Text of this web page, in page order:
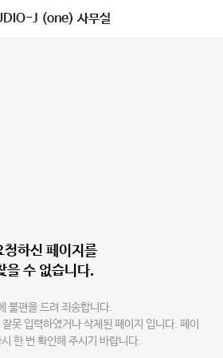
J (one) 사무실
청하신 페이지를
을 수 없습니다.
불편을 드려 죄송합니다.
못 입력하였거나 삭제된 페이지 입니다. 페이
한 번 확인해 주시기 바랍니다.